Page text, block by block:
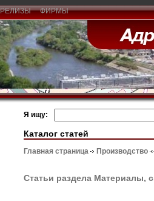
ФИРМЫ
Я ищу:
Каталог статей
Главная страница Производство
Статьи раздела Материалы,